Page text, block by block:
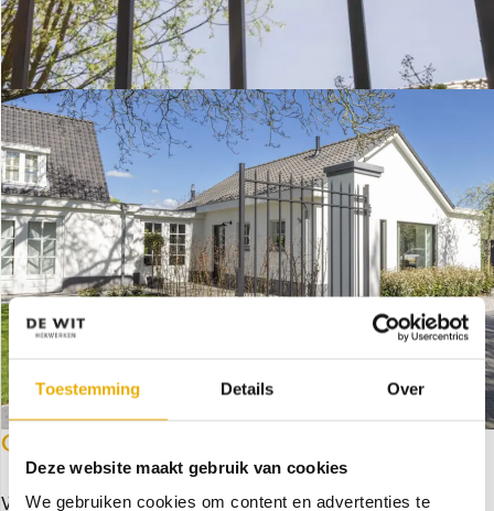
Toestemming Details Over
Deze website maakt gebruik van cookies
We gebruiken cookies om content en advertenties te
OOK ZO'N POORT?
Wie weet gaan wij binnenkort op uw locatie aan de slag.